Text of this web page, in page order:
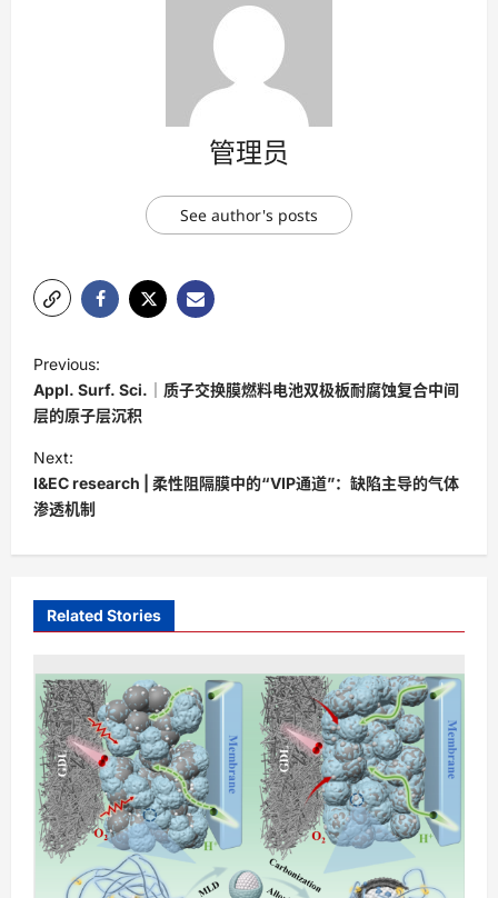
管理员
See author's posts
P
o
s
t
n
a
v
g
t
i
o
n
Previous:
Appl. Surf. Sci.｜质子交换膜燃料电池双极板耐腐蚀复合中间
层的原子层沉积
Next:
I&EC research | 柔性阻隔膜中的“VIP通道”：缺陷主导的气体
渗透机制
Related Stories